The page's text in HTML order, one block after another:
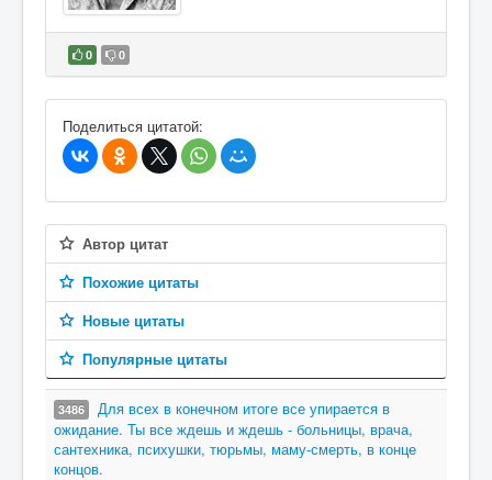
0 0
В избранное
Поделиться цитатой:
Автор цитат
Похожие цитаты
Новые цитаты
Популярные цитаты
3486
Для всех в конечном итоге все упирается в
ожидание. Ты все ждешь и ждешь - больницы, врача,
сантехника, психушки, тюрьмы, маму-смерть, в конце
концов.